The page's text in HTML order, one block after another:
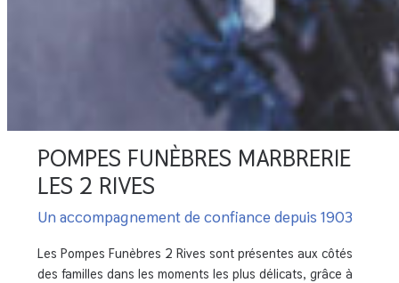
POMPES FUNÈBRES MARBRERIE
LES 2 RIVES
Un accompagnement de confiance depuis 1903
Les Pompes Funèbres 2 Rives sont présentes aux côtés
des familles dans les moments les plus délicats, grâce à